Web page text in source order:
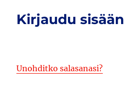
Kirjaudu sisään
Unohditko salasanasi?